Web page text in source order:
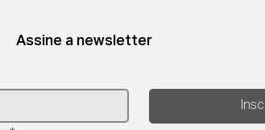
Assine a newsletter